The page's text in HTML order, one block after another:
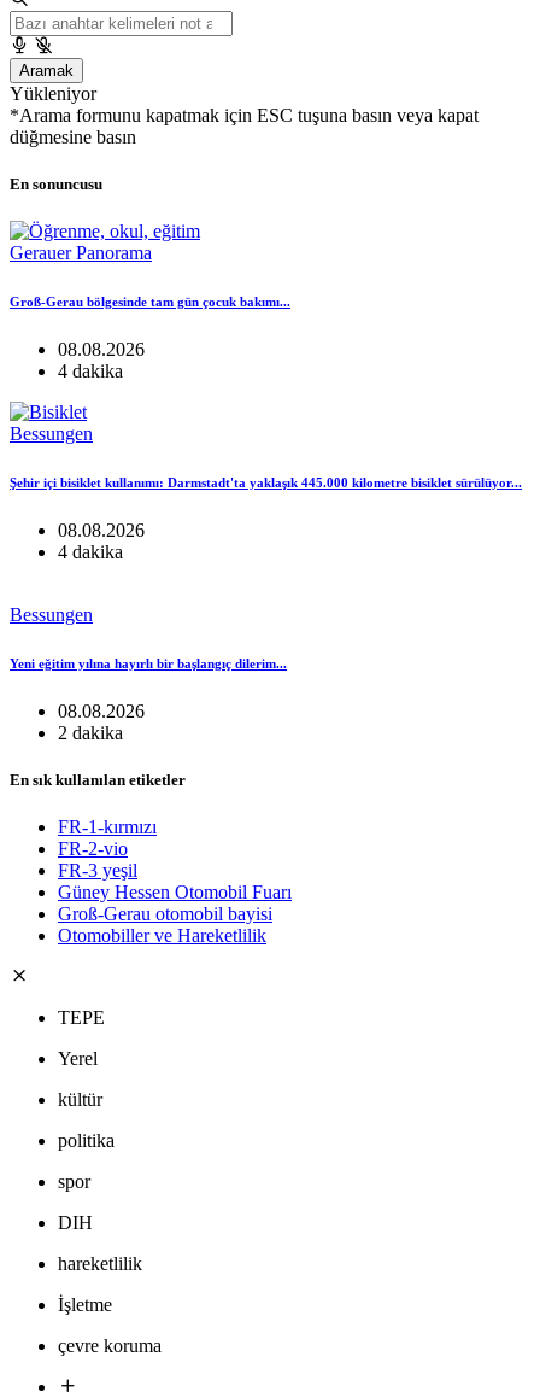
Aramak
Yükleniyor
*Arama formunu kapatmak için ESC tuşuna basın veya kapat
düğmesine basın
En sonuncusu
Gerauer Panorama
Groß-Gerau bölgesinde tam gün çocuk bakımı...
08.08.2026
4 dakika
Bessungen
Şehir içi bisiklet kullanımı: Darmstadt'ta yaklaşık 445.000 kilometre bisiklet sürülüyor...
08.08.2026
4 dakika
Bessungen
Yeni eğitim yılına hayırlı bir başlangıç ​​dilerim...
08.08.2026
2 dakika
En sık kullanılan etiketler
FR-1-kırmızı
FR-2-vio
FR-3 yeşil
Güney Hessen Otomobil Fuarı
Groß-Gerau otomobil bayisi
Otomobiller ve Hareketlilik
TEPE
Yerel
kültür
politika
spor
DIH
hareketlilik
İşletme
çevre koruma